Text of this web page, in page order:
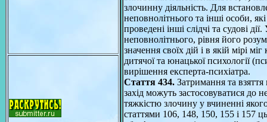
злочинну діяльність. Для
неповнолітнього та інші особи,
проведені інші слідчі та судові
неповнолітнього, рівня його
значення своїх дій і в якій мірі
дитячої та юнацької психології
вирішення експерта-психіатра.
Стаття 434. Затримання та
захід можуть застосовуватися до
тяжкістю злочину у вчиненні
статтями 106, 148, 150, 155 і 157